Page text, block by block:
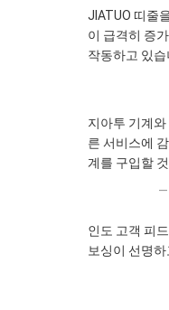
JIATUO 띠줄
이 급격히 증
작동하고 있습
지아투 기계
른 서비스에
계를 구입할
인도 고객 피
보싱이 선명